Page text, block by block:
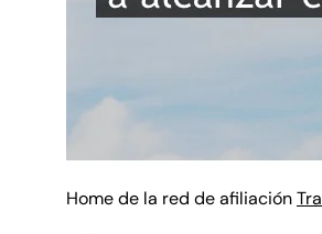
Home de la red de afiliación